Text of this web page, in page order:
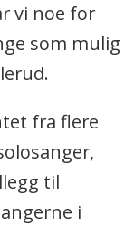
vi noe for
som mulig
fra flere
til
i